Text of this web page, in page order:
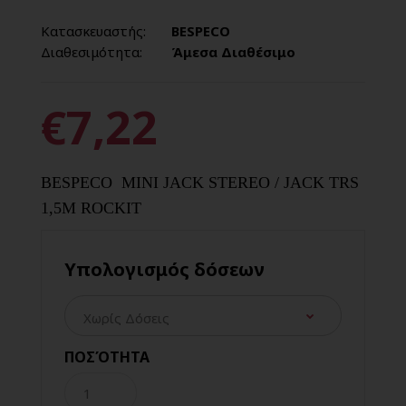
Κατασκευαστής:
BESPECO
Διαθεσιμότητα:
Άμεσα Διαθέσιμο
€7,22
BESPECO MINI JACK STEREO / JACK TRS
1,5M ROCKIT
Υπολογισμός δόσεων
ΠΟΣΌΤΗΤΑ